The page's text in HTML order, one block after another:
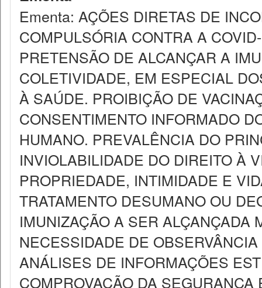
Ementa: AÇÕES DIRETAS DE
COMPULSÓRIA CONTRA A
PRETENSÃO DE ALCANÇAR A
COLETIVIDADE, EM ESPECIAL
À SAÚDE. PROIBIÇÃO DE
CONSENTIMENTO INFORMADO
HUMANO. PREVALÊNCIA DO
INVIOLABILIDADE DO DIREITO À
PROPRIEDADE, INTIMIDADE E
TRATAMENTO DESUMANO OU
IMUNIZAÇÃO A SER ALÇANÇADA
NECESSIDADE DE
ANÁLISES DE INFORMAÇÕES
COMPROVAÇÃO DA